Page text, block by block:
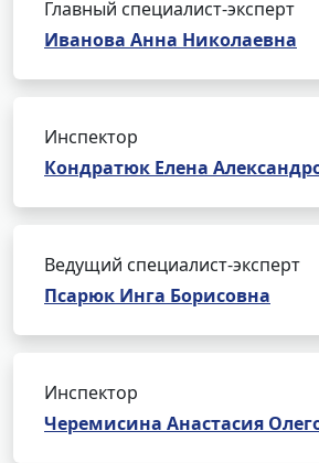
Главный специалист-эксперт
Иванова Анна Николаевна
Инспектор
Кондратюк Елена
Ведущий специалист-эксперт
Псарюк Инга Борисовна
Инспектор
Черемисина Анастасия